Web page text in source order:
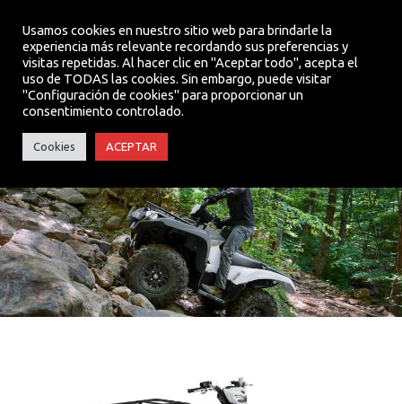
MENU
GRIZZLY 700 EPS
Usamos cookies en nuestro sitio web para brindarle la
experiencia más relevante recordando sus preferencias y
visitas repetidas. Al hacer clic en "Aceptar todo", acepta el
uso de TODAS las cookies. Sin embargo, puede visitar
"Configuración de cookies" para proporcionar un
consentimiento controlado.
Cookies ACEPTAR